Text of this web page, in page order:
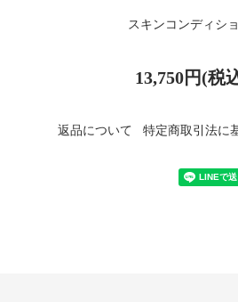
スキンコンディシ
13,750円(税
返品について 特定商取引法に